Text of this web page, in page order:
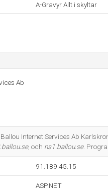
A-Gravyr Allt i skyltar
Ab
Internet Services Ab
, och ns1.ballou.se.
91.189.45.15
ASP.NET